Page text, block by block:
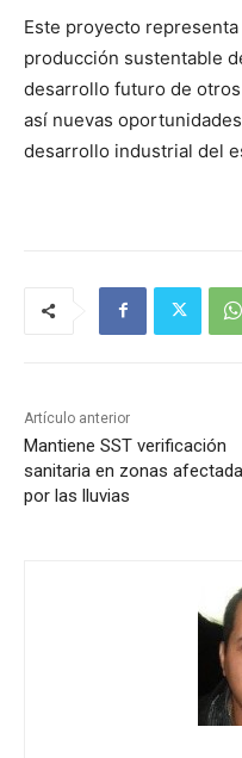
Este proyecto
producción sustentable
desarrollo futuro de
así nuevas
desarrollo industrial del
Artículo anterior
Mantiene SST verificación
sanitaria en zonas
por las lluvias